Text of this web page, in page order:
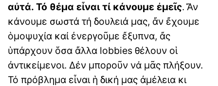
αὐτά. Τό θέμα εἶναι τί κάνουμε ἐμεῖς. Ἄν
κάνουμε σωστά τή δουλειά μας, ἄν ἔχουμε
ὁμοψυχία καί ἐνεργοῦμε ἔξυπνα, ἄς
ὑπάρχουν ὅσα ἄλλα lobbies θέλουν οἱ
ἀντικείμενοι. Δέν μποροῦν νά μᾶς πλήξουν.
Τό πρόβλημα εἶναι ἡ δική μας ἀμέλεια κι